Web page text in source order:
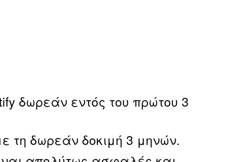
δωρεάν εντός του πρώτου 3
τη δωρεάν δοκιμή 3 μηνών.